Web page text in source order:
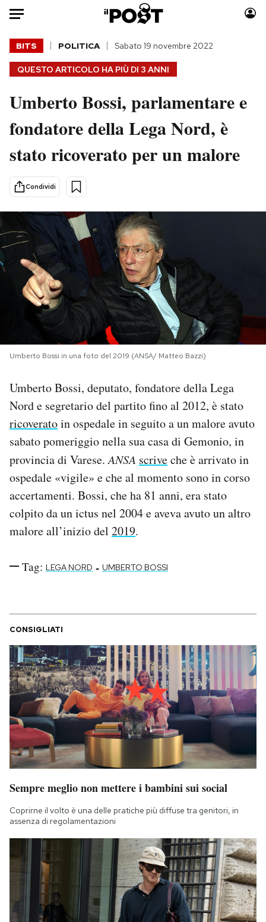
Auto
HOME
Italia
Politica
Tecnologia
Scienza
Economia
Sport
Moda
Consumismi
Storie/Idee
Altrecose
Mondiali calcio 2026
PODCAST
NEWSLETTER
SHOP
CALENDARIO
AREA PERSONALE
Area Personale
Newsletter
Hai bisogno di aiuto?
QUESTO ARTICOLO HA PIÙ DI 3 ANNI
BITS POLITICA Sabato 19 novembre 2022
Umberto Bossi, parlamentare e
fondatore della Lega Nord, è
stato ricoverato per un malore
Condividi
Umberto Bossi in una foto del 2019 (ANSA/ Matteo Bazzi)
Umberto Bossi, deputato, fondatore della Lega
Nord e segretario del partito fino al 2012, è stato
ricoveratoin ospedale in seguito a un malore avuto
sabato pomeriggio nella sua casa di Gemonio, in
provincia di Varese.ANSA scriveche è arrivato in
ospedale «vigile» e che al momento sono in corso
accertamenti. Bossi, che ha 81 anni, era stato
colpito da un ictus nel 2004 e aveva avuto un altro
malore all’inizio del 2019.
Tag: LEGA NORD - UMBERTO BOSSI
CONSIGLIATI
Sempre meglio non mettere i bambini sui social
Coprirne il volto è una delle pratiche più diffuse tra genitori, in
assenza di regolamentazioni